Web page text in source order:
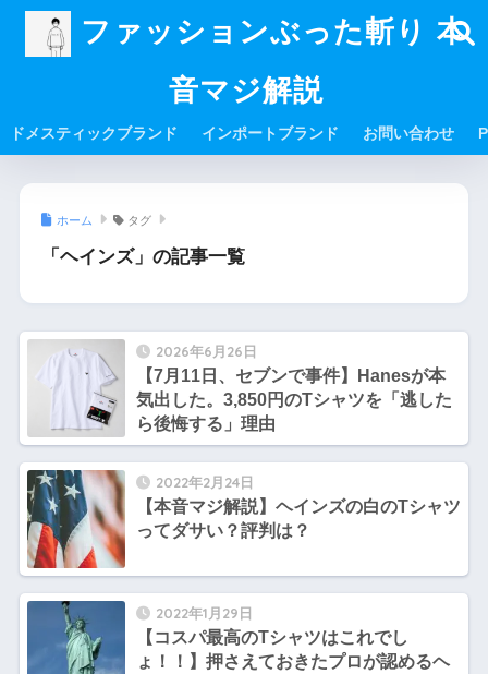
ファッションぶった斬り 本
音マジ解説
ドメスティックブランド インポートブランド お問い合わせ
ホーム タグ
「ヘインズ」の記事一覧
2026年6月26日
【7月11日、セブンで事件】Hanesが本
気出した。3,850円のTシャツを「逃した
ら後悔する」理由
2022年2月24日
【本音マジ解説】ヘインズの白のTシャツ
ってダサい？評判は？
2022年1月29日
【コスパ最高のTシャツはこれでし
ょ！！】押さえておきたプロが認めるヘ